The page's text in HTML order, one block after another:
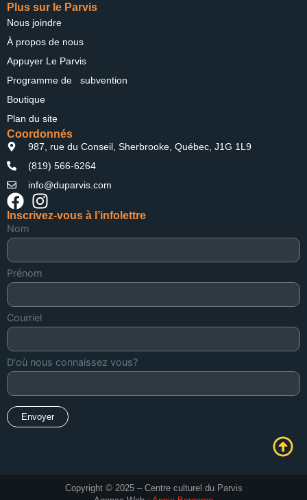
Coordonnés
987, rue du Conseil, Sherbrooke, Québec, J1G 1L9
(819) 566-6264
info@duparvis.com
Plus sur le Parvis
Nous joindre
À propos de nous
Appuyer Le Parvis
Programme de subvention
Boutique
Plan du site
Inscrivez-vous à l’infolettre
Nom
Prénom
Courriel
D'où nous connaissez vous?
Copyright © 2025 – Centre culturel du Parvis